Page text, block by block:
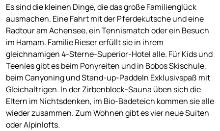
Es sind die kleinen Dinge, die das große Familienglück
ausmachen. Eine Fahrt mit der Pferdekutsche und eine
Radtour am Achensee, ein Tennismatch oder ein Besuch
im Hamam. Familie Rieser erfüllt sie in ihrem
gleichnamigen 4-Sterne-Superior-Hotel alle. Für Kids und
Teenies gibt es beim Ponyreiten und in Bobos Skischule,
beim Canyoning und Stand-up-Paddeln Exklusivspaß mit
Gleichaltrigen. In der Zirbenblock-Sauna üben sich die
Eltern im Nichtsdenken, im Bio-Badeteich kommen sie alle
wieder zusammen. Zum Wohnen gibt es vier neue Suiten
oder Alpinlofts.